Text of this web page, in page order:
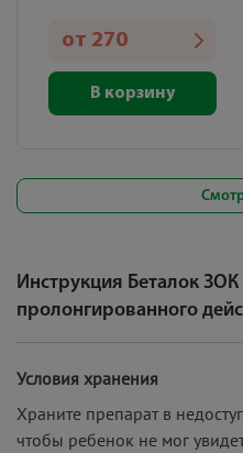
от 270
В корзину
Инструкция Беталок ЗОК
пролонгированного
Условия хранения
Храните препарат в
чтобы ребенок не мог